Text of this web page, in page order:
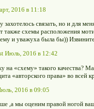
2016 в 11:18
захотелось связать, но и для
также схемы расположения
и уважуха была бы))
Июль, 2016 в 12:42
на «схему» такого качества?
«авторского права» во всей
2016 в 09:05
,а мы оценим правой ногой